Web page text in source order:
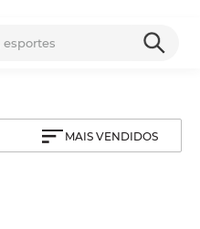
MAIS VENDIDOS